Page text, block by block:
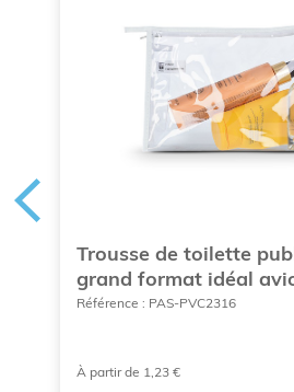
Trousse de toilette
grand format idéal
Référence : PAS-PVC2316
À partir de 1,23 €